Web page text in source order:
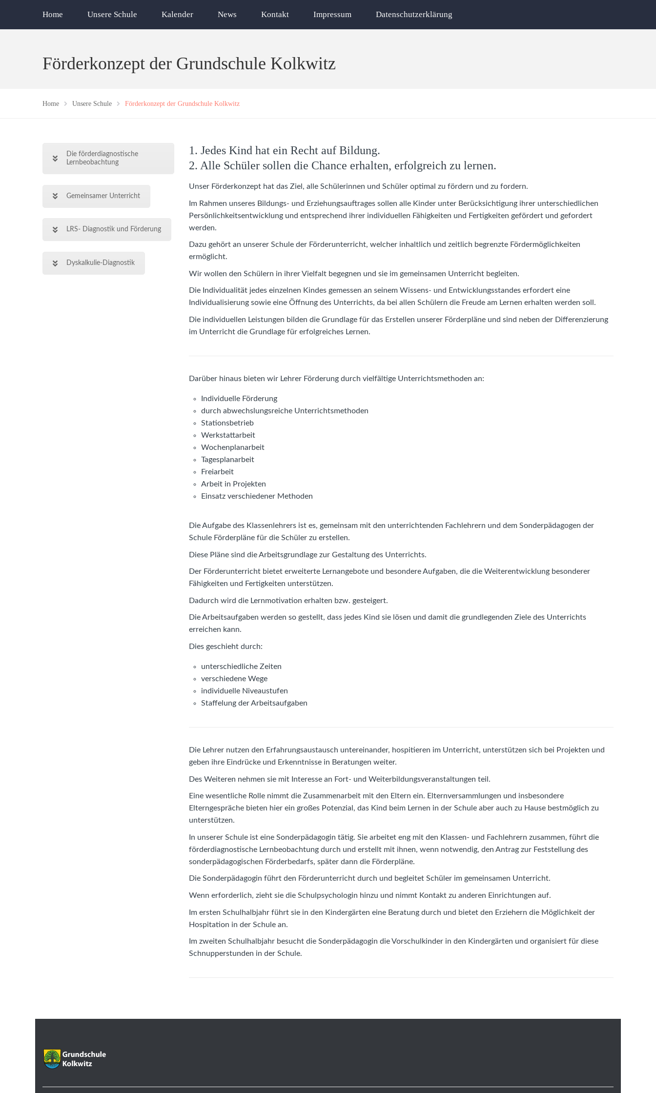
Home Unsere Schule Kalender News Kontakt Impressum Datenschutzerklärung
Förderkonzept der Grundschule Kolkwitz
Home Unsere Schule Förderkonzept der Grundschule Kolkwitz
Die förderdiagnostische
Lernbeobachtung
Gemeinsamer Unterricht
LRS- Diagnostik und Förderung
Dyskalkulie-Diagnostik
1. Jedes Kind hat ein Recht auf Bildung.
2. Alle Schüler sollen die Chance erhalten, erfolgreich zu lernen.
Unser Förderkonzept hat das Ziel, alle Schülerinnen und Schüler optimal zu fördern und zu fordern.
Im Rahmen unseres Bildungs- und Erziehungsauftrages sollen alle Kinder unter Berücksichtigung ihrer unterschiedlichen
Persönlichkeitsentwicklung und entsprechend ihrer individuellen Fähigkeiten und Fertigkeiten gefördert und gefordert
werden.
Dazu gehört an unserer Schule der Förderunterricht, welcher inhaltlich und zeitlich begrenzte Fördermöglichkeiten
ermöglicht.
Wir wollen den Schülern in ihrer Vielfalt begegnen und sie im gemeinsamen Unterricht begleiten.
Die Individualität jedes einzelnen Kindes gemessen an seinem Wissens- und Entwicklungsstandes erfordert eine
Individualisierung sowie eine Öffnung des Unterrichts, da bei allen Schülern die Freude am Lernen erhalten werden soll.
Die individuellen Leistungen bilden die Grundlage für das Erstellen unserer Förderpläne und sind neben der Differenzierung
im Unterricht die Grundlage für erfolgreiches Lernen.
Darüber hinaus bieten wir Lehrer Förderung durch vielfältige Unterrichtsmethoden an:
Individuelle Förderung
durch abwechslungsreiche Unterrichtsmethoden
Stationsbetrieb
Werkstattarbeit
Wochenplanarbeit
Tagesplanarbeit
Freiarbeit
Arbeit in Projekten
Einsatz verschiedener Methoden
Die Aufgabe des Klassenlehrers ist es, gemeinsam mit den unterrichtenden Fachlehrern und dem Sonderpädagogen der
Schule Förderpläne für die Schüler zu erstellen.
Diese Pläne sind die Arbeitsgrundlage zur Gestaltung des Unterrichts.
Der Förderunterricht bietet erweiterte Lernangebote und besondere Aufgaben, die die Weiterentwicklung besonderer
Fähigkeiten und Fertigkeiten unterstützen.
Dadurch wird die Lernmotivation erhalten bzw. gesteigert.
Die Arbeitsaufgaben werden so gestellt, dass jedes Kind sie lösen und damit die grundlegenden Ziele des Unterrichts
erreichen kann.
Dies geschieht durch:
unterschiedliche Zeiten
verschiedene Wege
individuelle Niveaustufen
Staffelung der Arbeitsaufgaben
Die Lehrer nutzen den Erfahrungsaustausch untereinander, hospitieren im Unterricht, unterstützen sich bei Projekten und
geben ihre Eindrücke und Erkenntnisse in Beratungen weiter.
Des Weiteren nehmen sie mit Interesse an Fort- und Weiterbildungsveranstaltungen teil.
Eine wesentliche Rolle nimmt die Zusammenarbeit mit den Eltern ein. Elternversammlungen und insbesondere
Elterngespräche bieten hier ein großes Potenzial, das Kind beim Lernen in der Schule aber auch zu Hause bestmöglich zu
unterstützen.
In unserer Schule ist eine Sonderpädagogin tätig. Sie arbeitet eng mit den Klassen- und Fachlehrern zusammen, führt die
förderdiagnostische Lernbeobachtung durch und erstellt mit ihnen, wenn notwendig, den Antrag zur Feststellung des
sonderpädagogischen Förderbedarfs, später dann die Förderpläne.
Die Sonderpädagogin führt den Förderunterricht durch und begleitet Schüler im gemeinsamen Unterricht.
Wenn erforderlich, zieht sie die Schulpsychologin hinzu und nimmt Kontakt zu anderen Einrichtungen auf.
Im ersten Schulhalbjahr führt sie in den Kindergärten eine Beratung durch und bietet den Erziehern die Möglichkeit der
Hospitation in der Schule an.
Im zweiten Schulhalbjahr besucht die Sonderpädagogin die Vorschulkinder in den Kindergärten und organisiert für diese
Schnupperstunden in der Schule.